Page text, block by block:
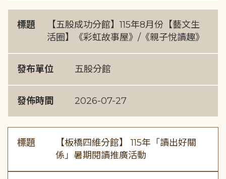
標題
【五股成功分館】115年8月份【藝文生
活圈】《彩虹故事屋》/《親子悅讀趣》
發布單位 五股分館
發佈時間 2026-07-27
標題
【板橋四維分館】 115年「讀出好關
係」暑期閱讀推廣活動